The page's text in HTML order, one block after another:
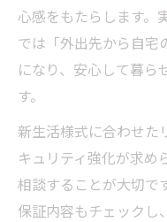
心感をもたらします。
では「外出先から自宅
になり、安心して暮ら
す。
新生活様式に合わせた
キュリティ強化が求め
相談することが大切で
保証内容もチェックし